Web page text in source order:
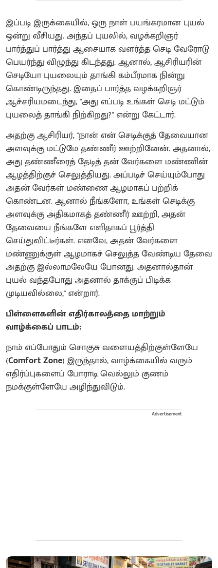
இப்படி இருக்கையில், ஒரு நாள் பயங்கரமான புயல்
ஒன்று வீசியது. அந்தப் புயலில், வழக்கறிஞர்
பார்த்துப் பார்த்து ஆசையாக வளர்த்த செடி வேரோடு
பெயர்ந்து விழுந்து கிடந்தது. ஆனால், ஆசிரியரின்
செடியோ புயலையும் தாங்கி கம்பீரமாக நின்று
கொண்டிருந்தது. இதைப் பார்த்த வழக்கறிஞர்
ஆச்சரியமடைந்து, "அது எப்படி உங்கள் செடி மட்டும்
புயலைத் தாங்கி நிற்கிறது?" என்று கேட்டார்.
அதற்கு ஆசிரியர், "நான் என் செடிக்குத் தேவையான
அளவுக்கு மட்டுமே தண்ணீர் ஊற்றினேன். அதனால்,
அது தண்ணீரைத் தேடித் தன் வேர்களை மண்ணின்
ஆழத்திற்குச் செலுத்தியது. அப்படிச் செய்யும்போது
அதன் வேர்கள் மண்ணை ஆழமாகப் பற்றிக்
கொண்டன. ஆனால் நீங்களோ, உங்கள் செடிக்கு
அளவுக்கு அதிகமாகத் தண்ணீர் ஊற்றி, அதன்
தேவையை நீங்களே எளிதாகப் பூர்த்தி
செய்துவிட்டீர்கள். எனவே, அதன் வேர்களை
மண்ணுக்குள் ஆழமாகச் செலுத்த வேண்டிய தேவை
அதற்கு இல்லாமலேயே போனது. அதனால்தான்
புயல் வந்தபோது அதனால் தாக்குப் பிடிக்க
முடியவில்லை," என்றார்.
பிள்ளைகளின் எதிர்காலத்தை மாற்றும்
வாழ்க்கைப் பாடம்:
நாம் எப்போதும் சொகுசு வளையத்திற்குள்ளேயே
(Comfort Zone) இருந்தால், வாழ்க்கையில் வரும்
எதிர்ப்புகளைப் போராடி வெல்லும் குணம்
நமக்குள்ளேயே அழிந்துவிடும்.
Advertisement